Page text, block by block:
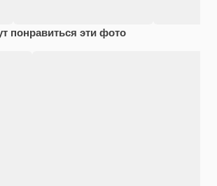
понравиться эти фото